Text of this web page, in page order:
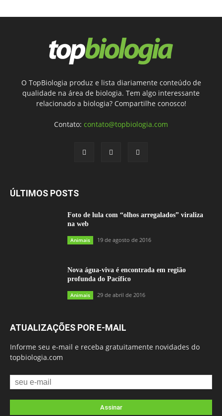
O TopBiologia produz e lista diariamente conteúdo de
qualidade na área de biologia. Tem algo interessante
relacionado a biologia? Compartilhe conosco!
Contato: contato@topbiologia.com
ÚLTIMOS POSTS
Foto de lula com “olhos arregalados” viraliza
na web
Animais 19 de agosto de 2016
Nova água-viva é encontrada em região
profunda do Pacífico
Animais 29 de abril de 2016
ATUALIZAÇÕES POR E-MAIL
Informe seu e-mail e receba gratuitamente novidades do
topbiologia.com